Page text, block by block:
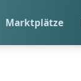
Marktplätze